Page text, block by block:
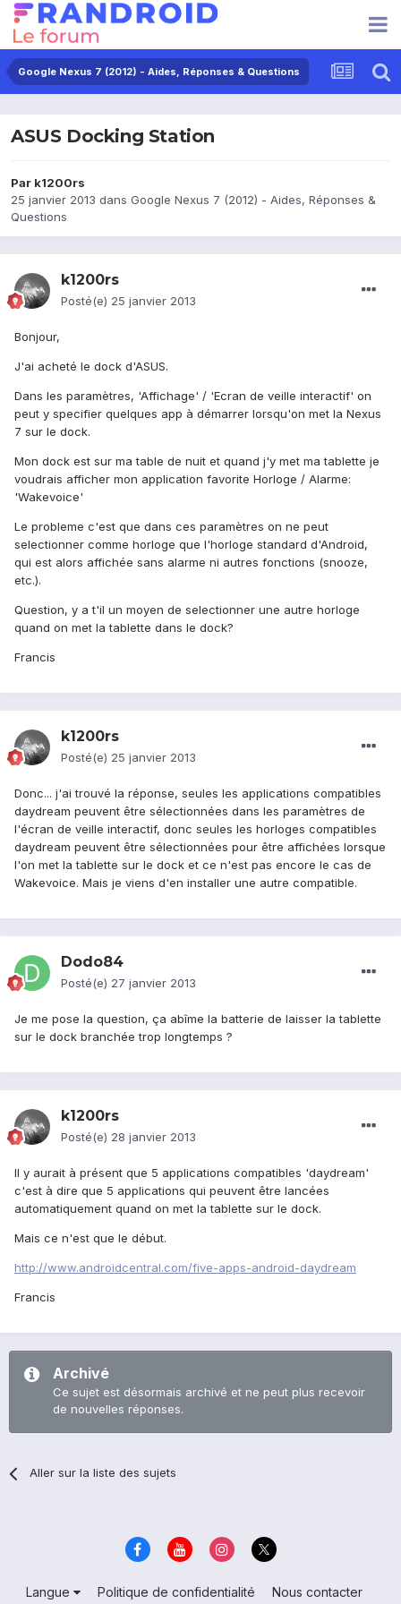
Google Nexus 7 (2012) - Aides, Réponses & Questions
ASUS Docking Station
Par k1200rs
25 janvier 2013 dans Google Nexus 7 (2012) - Aides, Réponses &
Questions
k1200rs
Posté(e) 25 janvier 2013
Bonjour,
J'ai acheté le dock d'ASUS.
Dans les paramètres, 'Affichage' / 'Ecran de veille interactif' on
peut y specifier quelques app à démarrer lorsqu'on met la Nexus
7 sur le dock.
Mon dock est sur ma table de nuit et quand j'y met ma tablette je
voudrais afficher mon application favorite Horloge / Alarme:
'Wakevoice'
Le probleme c'est que dans ces paramètres on ne peut
selectionner comme horloge que l'horloge standard d'Android,
qui est alors affichée sans alarme ni autres fonctions (snooze,
etc.).
Question, y a t'il un moyen de selectionner une autre horloge
quand on met la tablette dans le dock?
Francis
k1200rs
Posté(e) 25 janvier 2013
Donc... j'ai trouvé la réponse, seules les applications compatibles
daydream peuvent être sélectionnées dans les paramètres de
l'écran de veille interactif, donc seules les horloges compatibles
daydream peuvent être sélectionnées pour être affichées lorsque
l'on met la tablette sur le dock et ce n'est pas encore le cas de
Wakevoice. Mais je viens d'en installer une autre compatible.
Dodo84
Posté(e) 27 janvier 2013
Je me pose la question, ça abîme la batterie de laisser la tablette
sur le dock branchée trop longtemps ?
k1200rs
Posté(e) 28 janvier 2013
Il y aurait à présent que 5 applications compatibles 'daydream'
c'est à dire que 5 applications qui peuvent être lancées
automatiquement quand on met la tablette sur le dock.
Mais ce n'est que le début.
http://www.androidcentral.com/five-apps-android-daydream
Francis
Archivé
Ce sujet est désormais archivé et ne peut plus recevoir
de nouvelles réponses.
Aller sur la liste des sujets
Langue Politique de confidentialité
Nous contacter